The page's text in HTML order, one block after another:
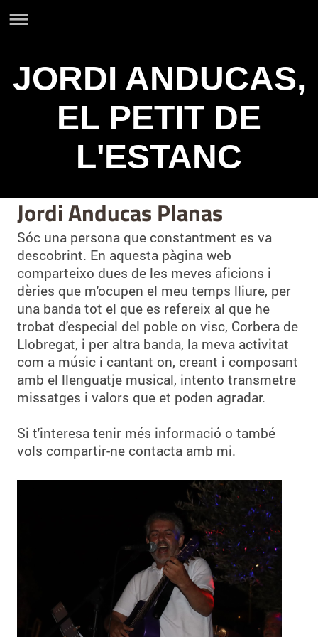
JORDI ANDUCAS,
EL PETIT DE
L'ESTANC
Jordi Anducas Planas
Sóc una persona que constantment es va
descobrint. En aquesta pàgina web
comparteixo dues de les meves aficions i
dèries que m'ocupen el meu temps lliure, per
una banda tot el que es refereix al que he
trobat d'especial del poble on visc, Corbera de
Llobregat, i per altra banda, la meva activitat
com a músic i cantant on, creant i composant
amb el llenguatje musical, intento transmetre
missatges i valors que et poden agradar.
Si t'interesa tenir més informació o també
vols compartir-ne contacta amb mi.